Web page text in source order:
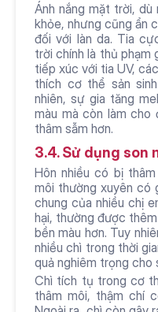
Ánh nắng mặt trời, dù
khỏe, nhưng cũng ẩn
đối với làn da. Tia
trời chính là thủ phạm
tiếp xúc với tia UV,
thích cơ thể sản
nhiên, sự gia tăng
màu mà còn làm cho
thâm sẫm hơn.
3.4. Sử dụng son
Hôn nhiều có bị
môi thường xuyên có
chung của nhiều chị
hại, thường được
bền màu hơn. Tuy
nhiều chì trong thời
quả nghiêm trọng cho
Chì tích tụ trong cơ
thâm môi, thậm chí